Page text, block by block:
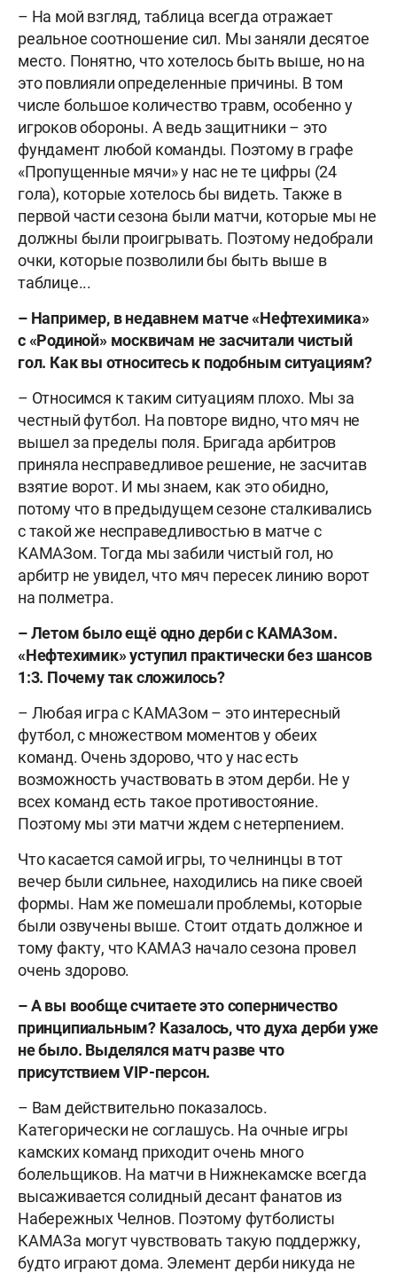
– На мой взгляд, таблица всегда отражает
реальное соотношение сил. Мы заняли десятое
место. Понятно, что хотелось быть выше, но на
это повлияли определенные причины. В том
числе большое количество травм, особенно у
игроков обороны. А ведь защитники – это
фундамент любой команды. Поэтому в графе
«Пропущенные мячи» у нас не те цифры (24
гола), которые хотелось бы видеть. Также в
первой части сезона были матчи, которые мы не
должны были проигрывать. Поэтому недобрали
очки, которые позволили бы быть выше в
таблице...
– Например, в недавнем матче «Нефтехимика»
с «Родиной» москвичам не засчитали чистый
гол. Как вы относитесь к подобным ситуациям?
– Относимся к таким ситуациям плохо. Мы за
честный футбол. На повторе видно, что мяч не
вышел за пределы поля. Бригада арбитров
приняла несправедливое решение, не засчитав
взятие ворот. И мы знаем, как это обидно,
потому что в предыдущем сезоне сталкивались
с такой же несправедливостью в матче с
КАМАЗом. Тогда мы забили чистый гол, но
арбитр не увидел, что мяч пересек линию ворот
на полметра.
– Летом было ещё одно дерби с КАМАЗом.
«Нефтехимик» уступил практически без шансов
1:3. Почему так сложилось?
– Любая игра с КАМАЗом – это интересный
футбол, с множеством моментов у обеих
команд. Очень здорово, что у нас есть
возможность участвовать в этом дерби. Не у
всех команд есть такое противостояние.
Поэтому мы эти матчи ждем с нетерпением.
Что касается самой игры, то челнинцы в тот
вечер были сильнее, находились на пике своей
формы. Нам же помешали проблемы, которые
были озвучены выше. Стоит отдать должное и
тому факту, что КАМАЗ начало сезона провел
очень здорово.
– А вы вообще считаете это соперничество
принципиальным? Казалось, что духа дерби уже
не было. Выделялся матч разве что
присутствием VIP-персон.
– Вам действительно показалось.
Категорически не соглашусь. На очные игры
камских команд приходит очень много
болельщиков. На матчи в Нижнекамске всегда
высаживается солидный десант фанатов из
Набережных Челнов. Поэтому футболисты
КАМАЗа могут чувствовать такую поддержку,
будто играют дома. Элемент дерби никуда не